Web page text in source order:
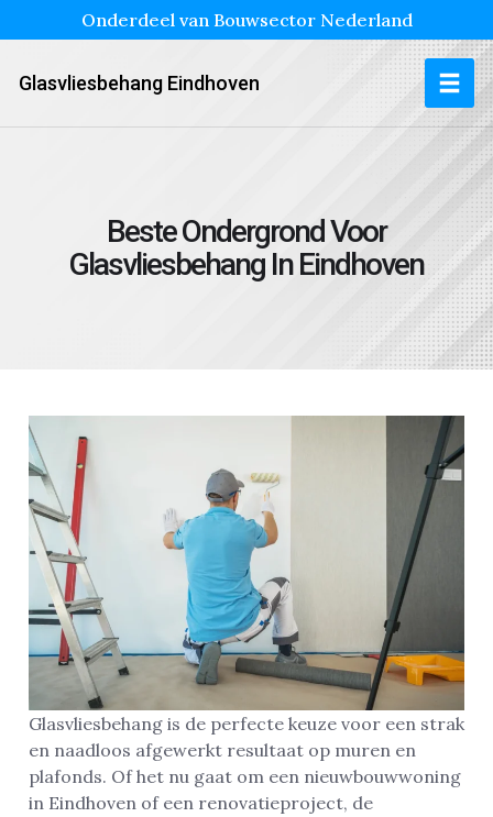
Onderdeel van Bouwsector Nederland
Glasvliesbehang Eindhoven
Beste Ondergrond Voor
Glasvliesbehang In Eindhoven
Glasvliesbehang is de perfecte keuze voor een strak
en naadloos afgewerkt resultaat op muren en
plafonds. Of het nu gaat om een nieuwbouwwoning
in Eindhoven of een renovatieproject, de